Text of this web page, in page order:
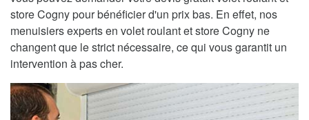
store Cogny pour bénéficier d'un prix bas. En effet, nos
menuisiers experts en volet roulant et store Cogny ne
changent que le strict nécessaire, ce qui vous garantit un
intervention à pas cher.